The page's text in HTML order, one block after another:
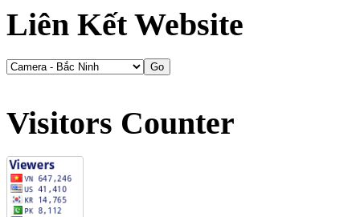
Liên Kết Website
Visitors Counter